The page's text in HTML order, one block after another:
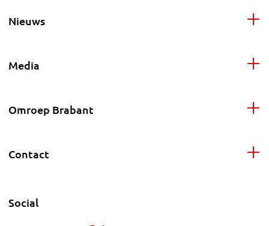
Nieuws
Media
Omroep Brabant
Contact
Social